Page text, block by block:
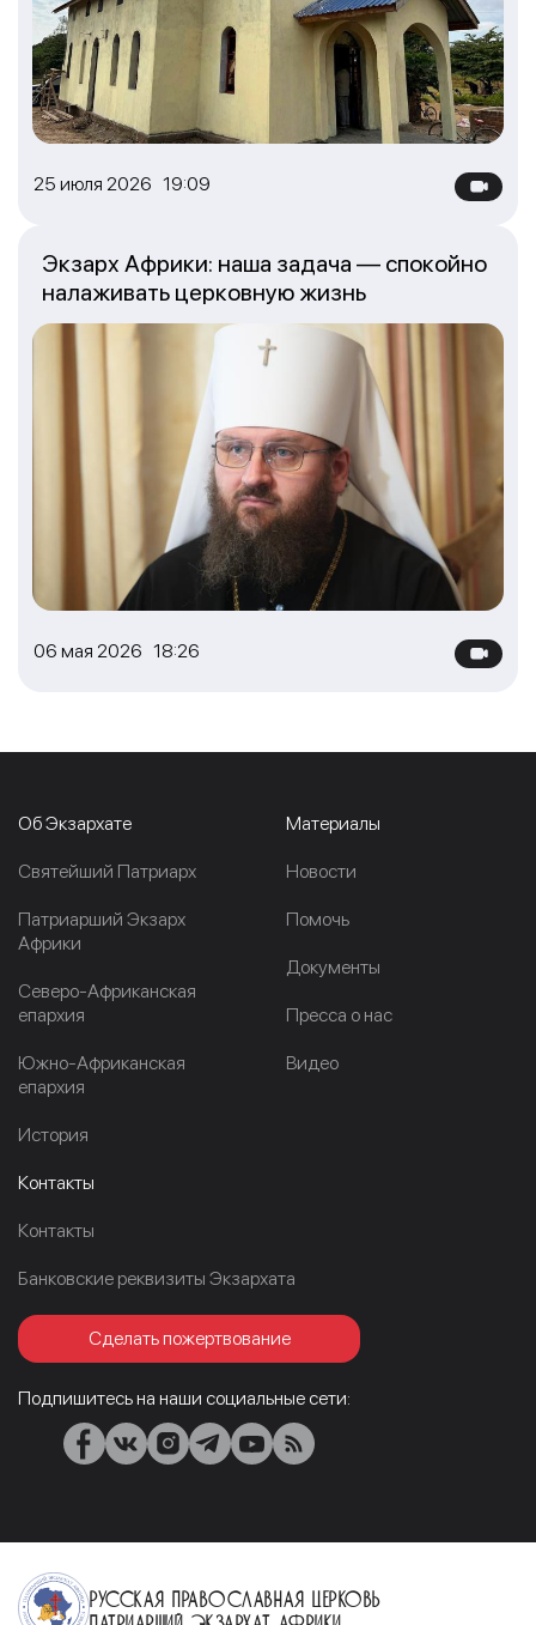
25 июля 2026 19:09
06 мая 2026 18:26
Экзарх Африки: наша задача — спокойно
налаживать церковную жизнь
Об Экзархате
Cвятейший Патриарх
Патриарший Экзарх
Африки
Северо-Африканская
епархия
Южно-Африканская
епархия
История
Материалы
Новости
Помочь
Документы
Пресса о нас
Видео
Контакты
Контакты
Банковские реквизиты Экзархата
Сделать пожертвование
Подпишитесь на наши социальные сети:
Русская Православная Церковь
Патриарший Экзархат Африки